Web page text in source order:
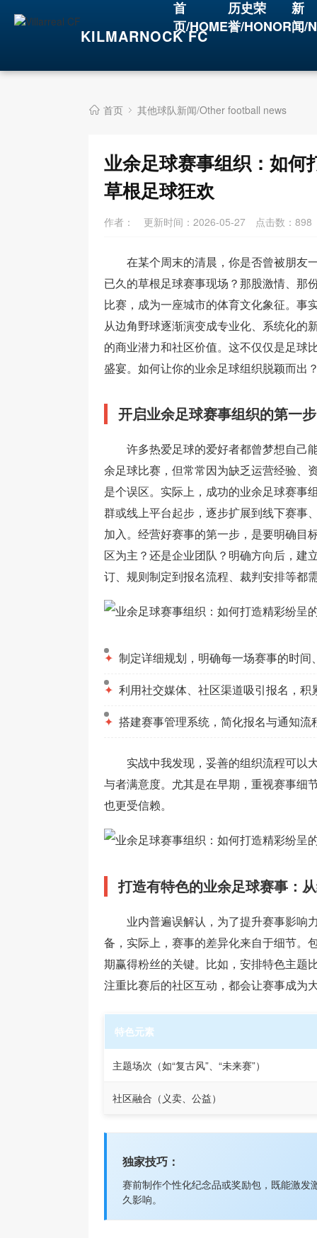
KILMARNOCK FC
首
页/HOME
历史荣
誉/HONOR
新
闻/
首页 其他球队新闻/Other football news
业余足球赛事组织：如何
草根足球狂欢
作者： 更新时间：2026-05-27 点击数： 898
在某个周末的清晨，你是否曾被朋友
已久的草根足球赛事现场？那股激情、那
比赛，成为一座城市的体育文化象征。事
从边角野球逐渐演变成专业化、系统化的
的商业潜力和社区价值。这不仅仅是足球
盛宴。如何让你的业余足球组织脱颖而出
开启业余足球赛事组织的第一
许多热爱足球的爱好者都曾梦想自己
余足球比赛，但常常因为缺乏运营经验、
是个误区。实际上，成功的业余足球赛事
群或线上平台起步，逐步扩展到线下赛事
加入。经营好赛事的第一步，是要明确目
区为主？还是企业团队？明确方向后，建
订、规则制定到报名流程、裁判安排等都
✦ 制定详细规划，明确每一场赛事的时间
✦ 利用社交媒体、社区渠道吸引报名，积
✦ 搭建赛事管理系统，简化报名与通知流
实战中我发现，妥善的组织流程可以
与者满意度。尤其是在早期，重视赛事细
也更受信赖。
打造有特色的业余足球赛事：
业内普遍误解认，为了提升赛事影响
备，实际上，赛事的差异化来自于细节。
期赢得粉丝的关键。比如，安排特色主题
注重比赛后的社区互动，都会让赛事成为
特色元素
主题场次（如“复古风”、“未来赛”）
社区融合（义卖、公益）
独家技巧：
赛前制作个性化纪念品或奖励包，既能激发
久影响。